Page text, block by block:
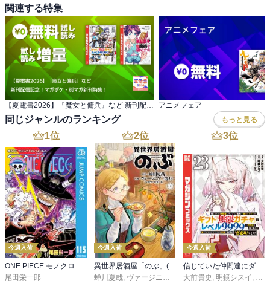
関連する特集
アニメフェア
同じジャンルのランキング もっと見る
1位
今週入荷
ONE PIECE モノクロ版 115
尾田栄一郎
2位
今週入荷
異世界居酒屋「のぶ」(22)
蝉川夏哉, ヴァージニア二等兵 ,転
3位
今週入荷
信じていた仲間達にダンジョン奥地で殺されかけたがギフト『無限ガチャ』でレベル９９９９の仲間達を手に入れて元パーティーメンバーと世界に復讐＆『ざまぁ！』します！（２３）
大前貴史 , 明鏡シスイ , ｔ